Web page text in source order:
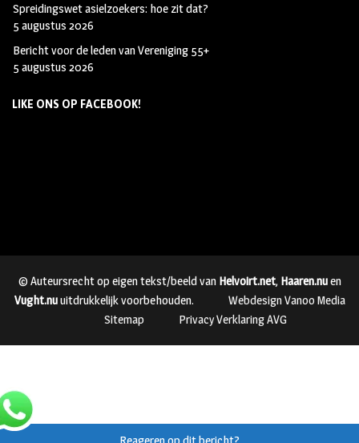
Spreidingswet asielzoekers: hoe zit dat?
5 augustus 2026
Bericht voor de leden van Vereniging 55+
5 augustus 2026
LIKE ONS OP FACEBOOK!
© Auteursrecht op eigen tekst/beeld van Helvoirt.net, Haaren.nuen
Vught.nuuitdrukkelijk voorbehouden.
Webdesign Vanoo Media
Sitemap
Privacy Verklaring AVG